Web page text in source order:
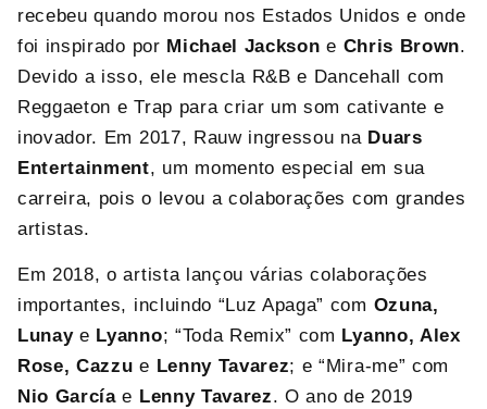
recebeu quando morou nos Estados Unidos e onde
foi inspirado por Michael Jackson e Chris Brown.
Devido a isso, ele mescla R&B e Dancehall com
Reggaeton e Trap para criar um som cativante e
inovador. Em 2017, Rauw ingressou naDuars
Entertainment, um momento especial em sua
carreira, pois o levou a colaborações com grandes
artistas.
Em 2018, o artista lançou várias colaborações
importantes, incluindo “Luz Apaga” com Ozuna,
Lunaye Lyanno; “Toda Remix” com Lyanno, Alex
Rose, Cazzu e Lenny Tavarez; e “Mira-me” com
Nio Garcíae Lenny Tavarez. O ano de 2019